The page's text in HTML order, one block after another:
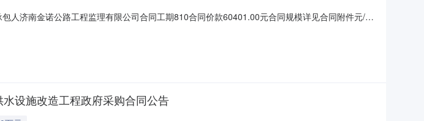
人济南金诺公路工程监理有限公司合同工期810合同价款60401.00元合同规模详见合同附件元/㎡
设施改造工程政府采购合同公告